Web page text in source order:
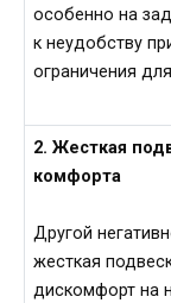
особенно на
к неудобству
ограничения
2. Жесткая
комфорта
Другой
жесткая
дискомфорт на